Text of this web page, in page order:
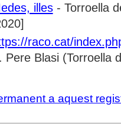
illes- Torroella
raco.cat/
Pere Blasi (Torroella
a aquest